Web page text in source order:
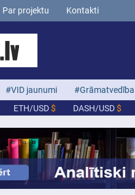
Par projektu Kontakti
#VID jaunumi #Grāmatvedība
ETH/USD$ DASH/USD$